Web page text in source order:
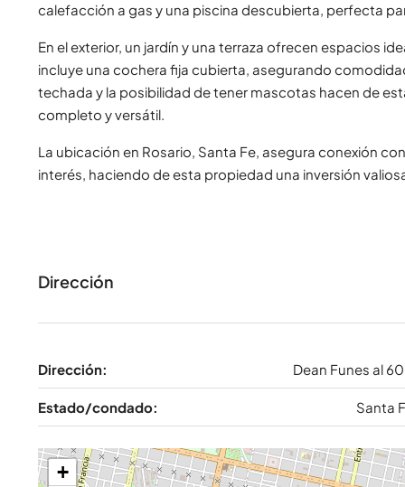
calefacción a gas y una piscina descubierta, perfecta
En el exterior, un jardín y una terraza ofrecen espacios
incluye una cochera fija cubierta, asegurando
techada y la posibilidad de tener mascotas hacen de
completo y versátil.
La ubicación en Rosario, Santa Fe, asegura conexión
interés, haciendo de esta propiedad una inversión
Dirección
Dirección: Dean Funes al
Estado/condado: Santa
+